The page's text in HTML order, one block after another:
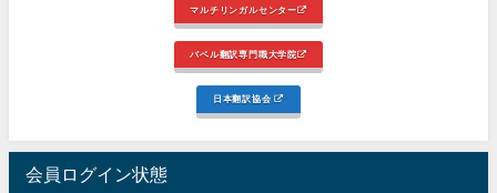
マルチリンガルセンター
バベル翻訳専門職大学院
日本翻訳協会
会員ログイン状態